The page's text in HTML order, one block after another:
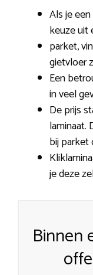
Als je
keuze uit
parket,
gietvloer
Een
in veel
De prijs
bij parket
je deze
Binnen